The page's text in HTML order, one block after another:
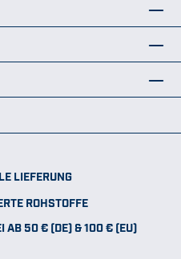
LIEFERUNG
ROHSTOFFE
AB 50 € (DE) & 100 € (EU)